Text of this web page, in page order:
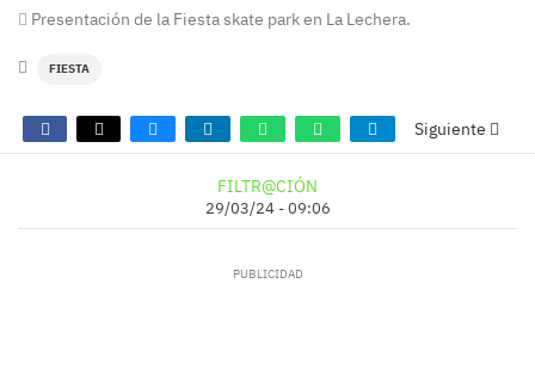
Presentación de la Fiesta skate park en La Lechera.
FIESTA
Siguiente
FILTR@CIÓN
29/03/24 - 09:06